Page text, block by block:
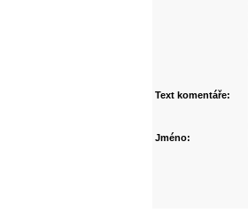
Text komentáře:
Jméno: